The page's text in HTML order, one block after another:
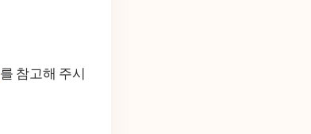
를 참고해 주시